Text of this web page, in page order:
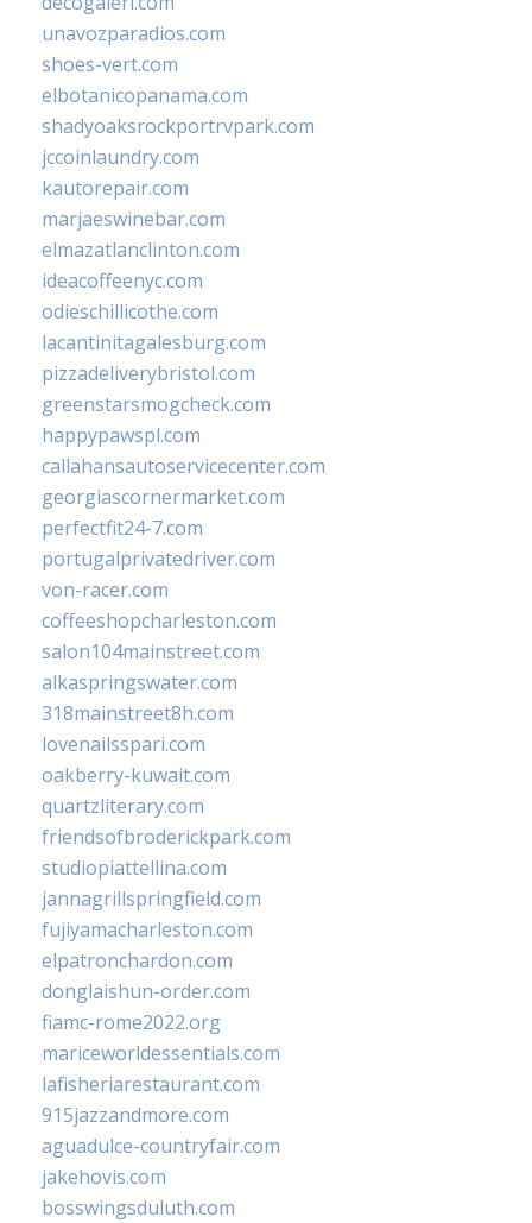
unavozparadios.com
shoes-vert.com
elbotanicopanama.com
shadyoaksrockportrvpark.com
jccoinlaundry.com
kautorepair.com
marjaeswinebar.com
elmazatlanclinton.com
ideacoffeenyc.com
odieschillicothe.com
lacantinitagalesburg.com
pizzadeliverybristol.com
greenstarsmogcheck.com
happypawspl.com
callahansautoservicecenter.com
georgiascornermarket.com
perfectfit24-7.com
portugalprivatedriver.com
von-racer.com
coffeeshopcharleston.com
salon104mainstreet.com
alkaspringswater.com
318mainstreet8h.com
lovenailsspari.com
oakberry-kuwait.com
quartzliterary.com
friendsofbroderickpark.com
studiopiattellina.com
jannagrillspringfield.com
fujiyamacharleston.com
elpatronchardon.com
donglaishun-order.com
fiamc-rome2022.org
mariceworldessentials.com
lafisheriarestaurant.com
915jazzandmore.com
aguadulce-countryfair.com
jakehovis.com
bosswingsduluth.com